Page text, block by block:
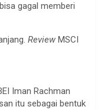
gagal memberi
Review MSCI
Iman Rachman
itu sebagai bentuk